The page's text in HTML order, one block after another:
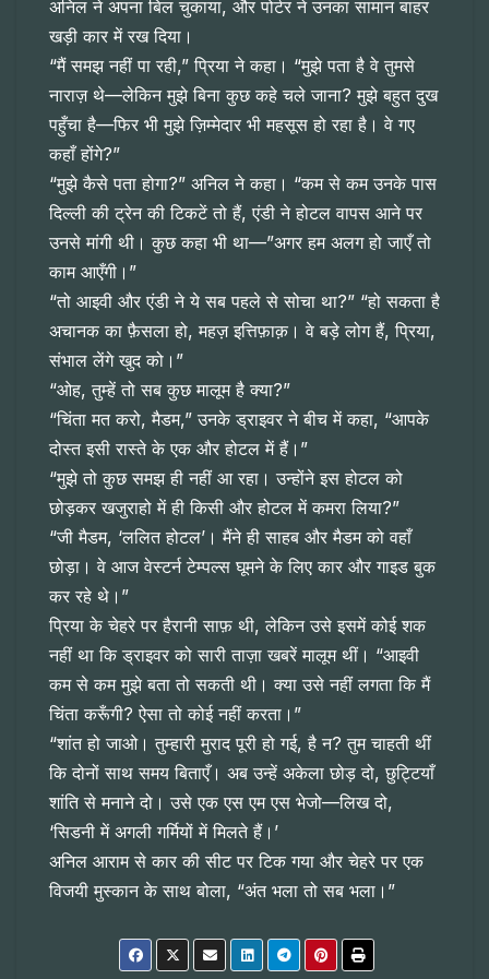
अनिल ने अपना बिल चुकाया, और पोर्टर ने उनका सामान बाहर
खड़ी कार में रख दिया।
“मैं समझ नहीं पा रही,” प्रिया ने कहा। “मुझे पता है वे तुमसे
नाराज़ थे—लेकिन मुझे बिना कुछ कहे चले जाना? मुझे बहुत दुख
पहुँचा है—फिर भी मुझे ज़िम्मेदार भी महसूस हो रहा है। वे गए
कहाँ होंगे?”
“मुझे कैसे पता होगा?” अनिल ने कहा। “कम से कम उनके पास
दिल्ली की ट्रेन की टिकटें तो हैं, एंडी ने होटल वापस आने पर
उनसे मांगी थी। कुछ कहा भी था—”अगर हम अलग हो जाएँ तो
काम आएँगी।”
“तो आइवी और एंडी ने ये सब पहले से सोचा था?” “हो सकता है
अचानक का फ़ैसला हो, महज़ इत्तिफ़ाक़। वे बड़े लोग हैं, प्रिया,
संभाल लेंगे खुद को।”
“ओह, तुम्हें तो सब कुछ मालूम है क्या?”
“चिंता मत करो, मैडम,” उनके ड्राइवर ने बीच में कहा, “आपके
दोस्त इसी रास्ते के एक और होटल में हैं।”
“मुझे तो कुछ समझ ही नहीं आ रहा। उन्होंने इस होटल को
छोड़कर खजुराहो में ही किसी और होटल में कमरा लिया?”
“जी मैडम, ‘ललित होटल’। मैंने ही साहब और मैडम को वहाँ
छोड़ा। वे आज वेस्टर्न टेम्पल्स घूमने के लिए कार और गाइड बुक
कर रहे थे।”
प्रिया के चेहरे पर हैरानी साफ़ थी, लेकिन उसे इसमें कोई शक
नहीं था कि ड्राइवर को सारी ताज़ा खबरें मालूम थीं। “आइवी
कम से कम मुझे बता तो सकती थी। क्या उसे नहीं लगता कि मैं
चिंता करूँगी? ऐसा तो कोई नहीं करता।”
“शांत हो जाओ। तुम्हारी मुराद पूरी हो गई, है न? तुम चाहती थीं
कि दोनों साथ समय बिताएँ। अब उन्हें अकेला छोड़ दो, छुट्टियाँ
शांति से मनाने दो। उसे एक एस एम एस भेजो—लिख दो,
‘सिडनी में अगली गर्मियों में मिलते हैं।’
अनिल आराम से कार की सीट पर टिक गया और चेहरे पर एक
विजयी मुस्कान के साथ बोला, “अंत भला तो सब भला।”